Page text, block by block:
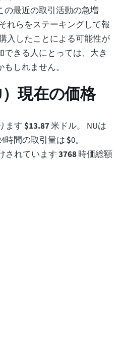
の最近の取引活動の急増
れらをステーキングして報
入したことによる可能性が
きる人にとっては、大き
しれません。
）現在の価格
ます$13.87米ドル。 NUは
時間の取引量は$0。
されています3768時価総額